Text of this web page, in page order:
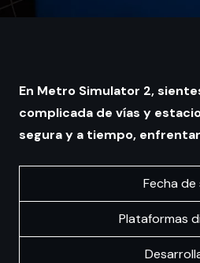
En Metro Simulator 2,
complicada de vías y
segura y a tiempo,
Fecha de
Plataformas